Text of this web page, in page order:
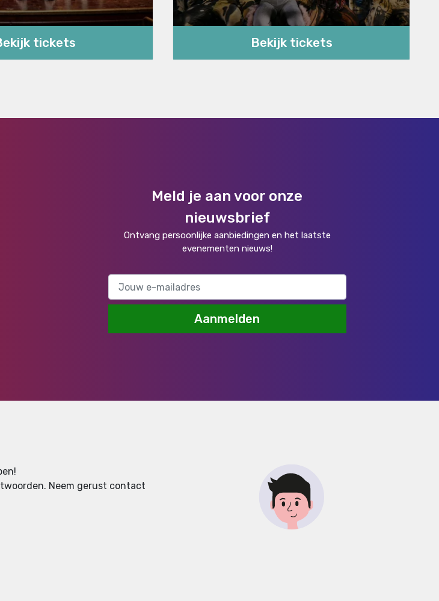
tickets Bekijk tickets
Meld je aan voor onze
nieuwsbrief
Ontvang persoonlijke aanbiedingen en het laatste
evenementen nieuws!
Aanmelden
Neem gerust contact